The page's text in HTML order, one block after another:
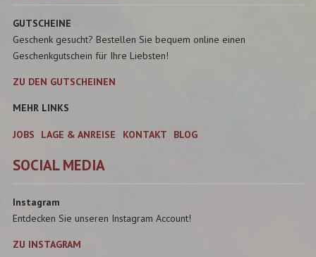
GUTSCHEINE
Geschenk gesucht? Bestellen Sie bequem online einen
Geschenkgutschein für Ihre Liebsten!
ZU DEN GUTSCHEINEN
MEHR LINKS
JOBS LAGE & ANREISE KONTAKT BLOG
SOCIAL MEDIA
Instagram
Entdecken Sie unseren Instagram Account!
ZU INSTAGRAM